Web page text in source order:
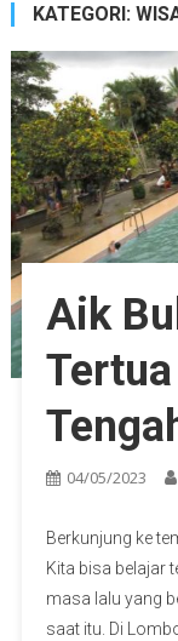
KATEGORI:
Aik
04/05/2023
Berkunjung ke
Kita bisa belajar
masa lalu yang
saat itu. Di